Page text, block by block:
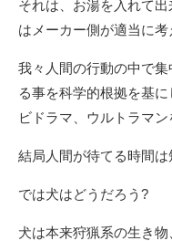
それは、お湯を入れて
はメーカー側が適当に考
我々人間の行動の中で
る事を科学的根拠を基
ビドラマ、ウルトラマ
結局人間が待てる時間は
では犬はどうだろう?
犬は本来狩猟系の生き